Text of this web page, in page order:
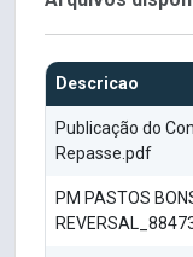
Descricao
Publicação do
Repasse.pdf
PM PASTOS